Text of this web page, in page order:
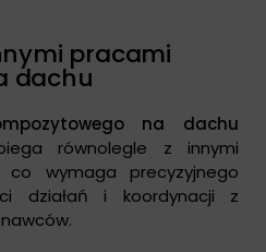
pracami
dachu
na dachu
równolegle z innymi
co wymaga precyzyjnego
działań i koordynacji z